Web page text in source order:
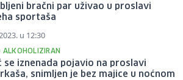
bračni par uživao u proslavi
sportaša
u 12:30
ALKOHOLIZIRAN
se iznenada pojavio na proslavi
snimljen je bez majice u noćnom